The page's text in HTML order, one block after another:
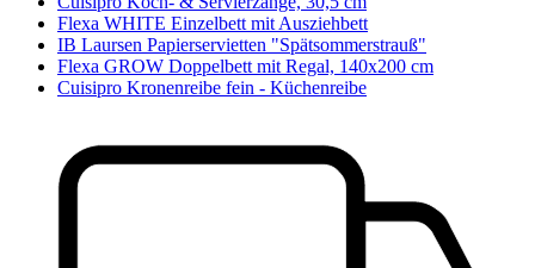
Flexa WHITE Einzelbett mit Ausziehbett
IB Laursen Papierservietten "Spätsommerstrauß"
Flexa GROW Doppelbett mit Regal, 140x200 cm
Cuisipro Kronenreibe fein - Küchenreibe